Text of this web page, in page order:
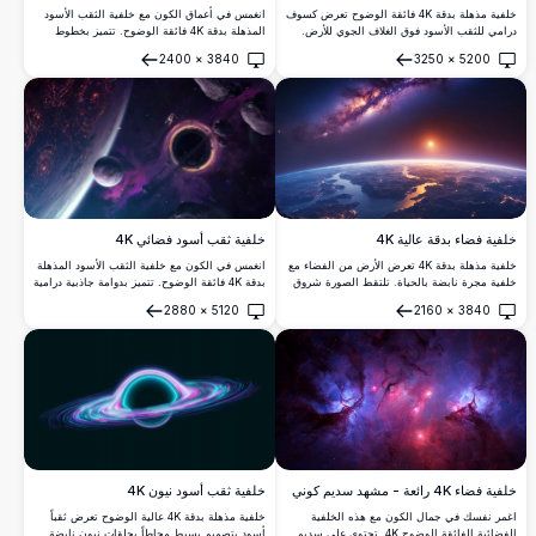
خلفية مذهلة بدقة 4K فائقة الوضوح تعرض كسوف
درامي للثقب الأسود فوق الغلاف الجوي للأرض.
وزرقاء مع تأثيرات إضاءة سماوية رائعة، مما يخلق
مشهد فضائي ملحمي مثالي لخلفيات سطح
5200
×
3250
فتح
انغمس في أعماق الكون مع خلفية الثقب الأسود
المذهلة بدقة 4K فائقة الوضوح. تتميز بخطوط
البسيط يلتقط بشكل مثالي قوة الجاذبية والجمال
الغامض للفضاء، مثالية لأجهزة سطح المكتب
والشاشات الحديثة.
3840
×
2400
فتح
خلفية فضاء بدقة عالية 4K
خلفية مذهلة بدقة 4K تعرض الأرض من الفضاء مع
خلفية مجرة نابضة بالحياة. تلتقط الصورة شروق
بتفاصيل واضحة. مثالية لخلفيات سطح المكتب أو
الهاتف المحمول، وتوفر رؤية خلابة لعالمنا والكون.
3840
×
2160
فتح
خلفية ثقب أسود فضائي 4K
انغمس في الكون مع خلفية الثقب الأسود المذهلة
بدقة 4K فائقة الوضوح. تتميز بدوامة جاذبية درامية
يستكشف الفراغ اللانهائي. مثالية لعشاق الفضاء
الباحثين عن صور كونية خلابة لشاشات سطح
5120
×
2880
فتح
خلفية فضاء 4K رائعة - مشهد سديم كوني
اغمر نفسك في جمال الكون مع هذه الخلفية
الفضائية الفائقة الوضوح 4K. تحتوي على سديم
خلفية ثقب أسود نيون 4K
خلفية مذهلة بدقة 4K عالية الوضوح تعرض ثقباً
أسود بتصميم بسيط محاطاً بحلقات نيون نابضة